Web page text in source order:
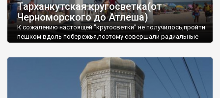
Тарханкутская кругосветка(от
Черноморского до Атлеша)
К сожалению настоящей "кругосветки" не получилось,пройти
пешком вдоль побережья,поэтому совершали радиальные